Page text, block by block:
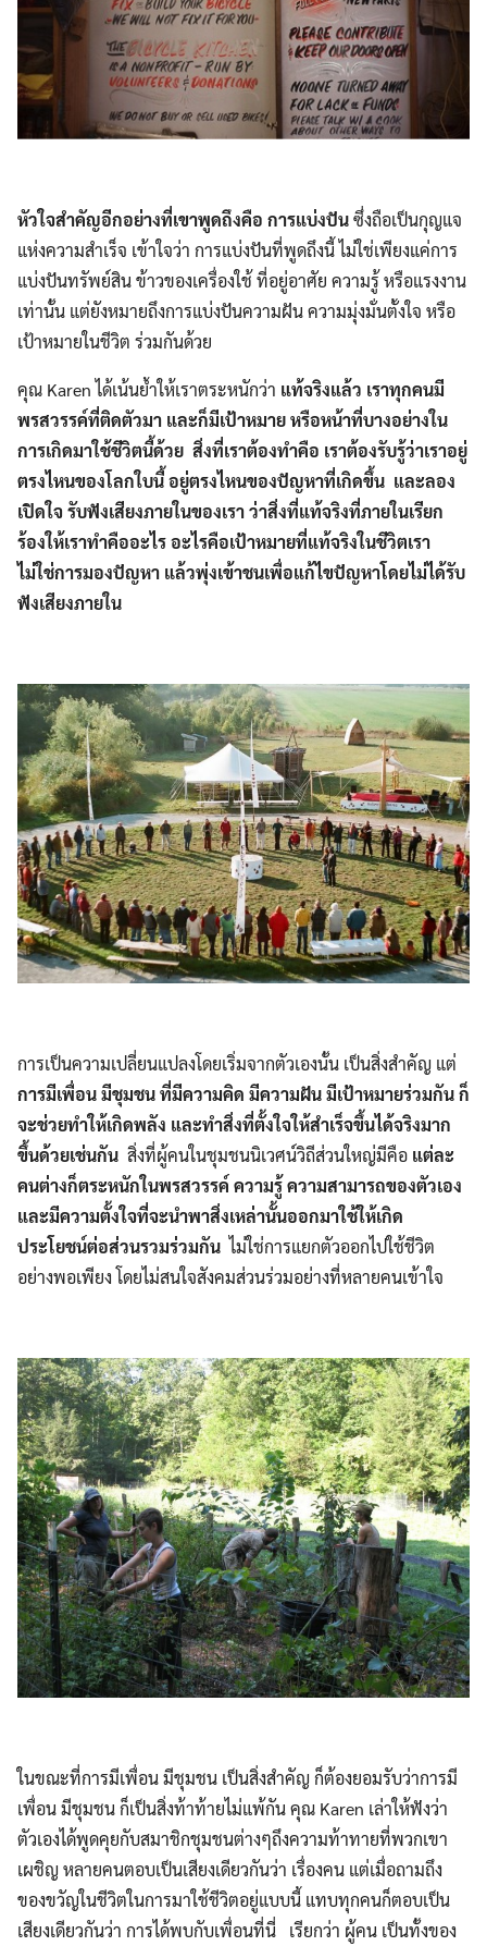
Search
for:
Search
หัวใจสำคัญอีกอย่างที่เขาพูดถึงคือ การแบ่งปันซึ่งถือเป็นกุญแจ
แห่งความสำเร็จ เข้าใจว่า การแบ่งปันที่พูดถึงนี้ ไม่ใช่เพียงแค่การ
แบ่งปันทรัพย์สิน ข้าวของเครื่องใช้ ที่อยู่อาศัย ความรู้ หรือแรงงาน
เท่านั้น แต่ยังหมายถึงการแบ่งปันความฝัน ความมุ่งมั่นตั้งใจ หรือ
เป้าหมายในชีวิต ร่วมกันด้วย
คุณ Karen ได้เน้นย้ำให้เราตระหนักว่า แท้จริงแล้ว เราทุกคนมี
พรสวรรค์ที่ติดตัวมา และก็มีเป้าหมาย หรือหน้าที่บางอย่างใน
การเกิดมาใช้ชีวิตนี้ด้วย สิ่งที่เราต้องทำคือ เราต้องรับรู้ว่าเราอยู่
ตรงไหนของโลกใบนี้ อยู่ตรงไหนของปัญหาที่เกิดขึ้น และลอง
เปิดใจ รับฟังเสียงภายในของเรา ว่าสิ่งที่แท้จริงที่ภายในเรียก
ร้องให้เราทำคืออะไร อะไรคือเป้าหมายที่แท้จริงในชีวิตเรา
ไม่ใช่การมองปัญหา แล้วพุ่งเข้าชนเพื่อแก้ไขปัญหาโดยไม่ได้รับ
ฟังเสียงภายใน
การเป็นความเปลี่ยนแปลงโดยเริ่มจากตัวเองนั้น เป็นสิ่งสำคัญ แต่
การมีเพื่อน มีชุมชน ที่มีความคิด มีความฝัน มีเป้าหมายร่วมกัน ก็
จะช่วยทำให้เกิดพลัง และทำสิ่งที่ตั้งใจให้สำเร็จขึ้นได้จริงมาก
ขึ้นด้วยเช่นกัน สิ่งที่ผู้คนในชุมชนนิเวศน์วิถีส่วนใหญ่มีคือ แต่ละ
คนต่างก็ตระหนักในพรสวรรค์ ความรู้ ความสามารถของตัวเอง
และมีความตั้งใจที่จะนำพาสิ่งเหล่านั้นออกมาใช้ให้เกิด
ประโยชน์ต่อส่วนรวมร่วมกัน ไม่ใช่การแยกตัวออกไปใช้ชีวิต
อย่างพอเพียง โดยไม่สนใจสังคมส่วนร่วมอย่างที่หลายคนเข้าใจ
ในขณะที่การมีเพื่อน มีชุมชน เป็นสิ่งสำคัญ ก็ต้องยอมรับว่าการมี
เพื่อน มีชุมชน ก็เป็นสิ่งท้าท้ายไม่แพ้กัน คุณ Karen เล่าให้ฟังว่า
ตัวเองได้พูดคุยกับสมาชิกชุมชนต่างๆถึงความท้าทายที่พวกเขา
เผชิญ หลายคนตอบเป็นเสียงเดียวกันว่า เรื่องคน แต่เมื่อถามถึง
ของขวัญในชีวิตในการมาใช้ชีวิตอยู่แบบนี้ แทบทุกคนก็ตอบเป็น
เสียงเดียวกันว่า การได้พบกับเพื่อนที่นี่ เรียกว่า ผู้คน เป็นทั้งของ